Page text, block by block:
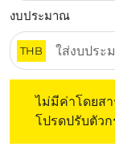
งบประมาณ
THB
ไม่มีค่าโดยส
โปรดปรับตัว